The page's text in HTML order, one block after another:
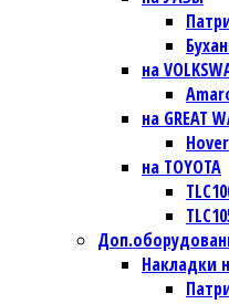
на
на GREAT
на TOYOTA
Накладки